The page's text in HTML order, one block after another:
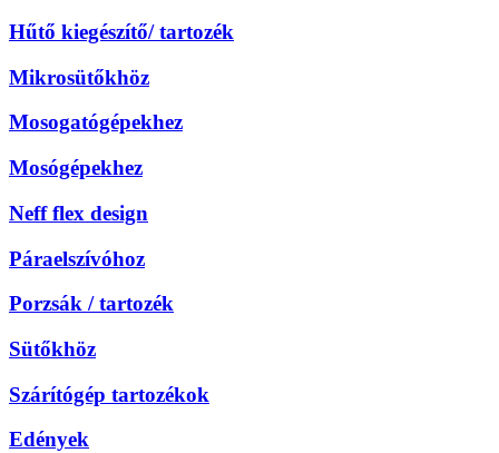
Hűtő kiegészítő/ tartozék
Mikrosütőkhöz
Mosogatógépekhez
Mosógépekhez
Neff flex design
Páraelszívóhoz
Porzsák / tartozék
Sütőkhöz
Szárítógép tartozékok
Edények